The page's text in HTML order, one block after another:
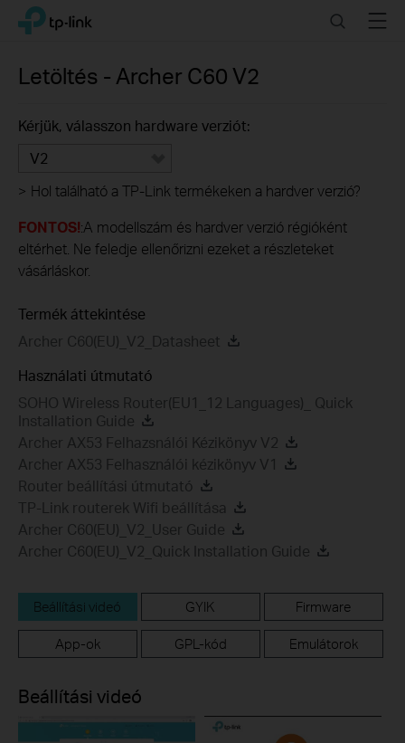
Click
navigation
TP-Link, Reliably Smart SearchMenu
Letöltés - Archer C60 V2
Kérjük, válasszon hardware verziót:
V2
> Hol található a TP-Link termékeken a hardver verzió?
FONTOS!:A modellszám és hardver verzió régióként
eltérhet. Ne feledje ellenőrizni ezeket a részleteket
vásárláskor.
Termék áttekintése
Archer C60(EU)_V2_Datasheet
Használati útmutató
SOHO Wireless Router(EU1_12 Languages)_ Quick
Installation Guide
Archer AX53 Felhazsnálói Kézikönyv V2
Archer AX53 Felhasználói kézikönyv V1
Router beállítási útmutató
TP-Link routerek Wifi beállítása
Archer C60(EU)_V2_User Guide
Archer C60(EU)_V2_Quick Installation Guide
Beállítási videó GYIK Firmware
App-ok GPL-kód Emulátorok
Beállítási videó